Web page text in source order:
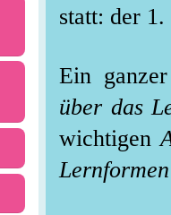
statt: der
Ein
über das
wichtigen
Lernformen